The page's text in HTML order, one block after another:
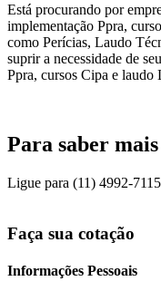
Está procurando por
implementação Ppra,
como Perícias, Laudo
suprir a necessidade de
Ppra, cursos Cipa e laudo
Para saber
Ligue para (11) 4992-7115
Faça sua cotação
Informações Pessoais